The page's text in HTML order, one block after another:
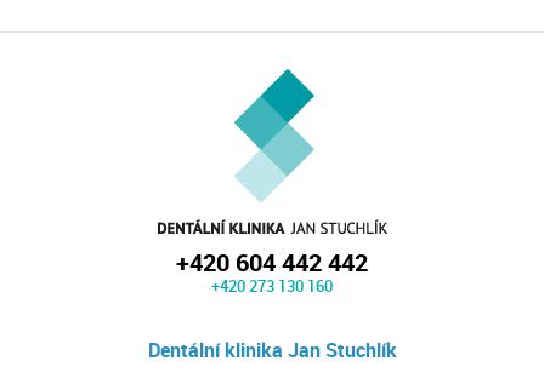
+420 604 442 442
+420 273 130 160
Dentální klinika Jan Stuchlík